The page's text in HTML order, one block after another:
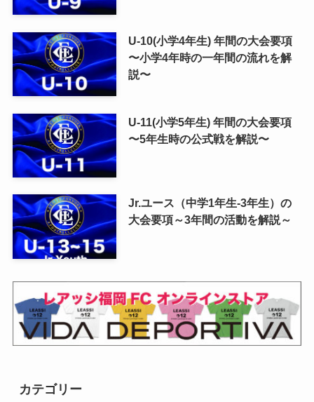
U-10(小学4年生) 年間の大会要項
〜小学4年時の一年間の流れを解
説〜
U-11(小学5年生) 年間の大会要項
〜5年生時の公式戦を解説〜
Jr.ユース（中学1年生-3年生）の
大会要項～3年間の活動を解説～
カテゴリー